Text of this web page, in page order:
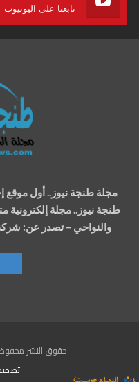
تابعنا على اليوتيوب
مجلة طنجة نيوز.. أول موقع
طنجة نيوز.. مجلة
والنواحي – تصدر عن: شركة
حقوق النشر محفوظة 2007 - 2022 © طنجة